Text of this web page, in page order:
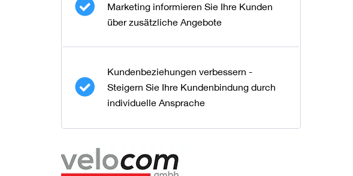
Marketing informieren Sie Ihre Kunden
über zusätzliche Angebote
Kundenbeziehungen verbessern -
Steigern Sie Ihre Kundenbindung durch
individuelle Ansprache